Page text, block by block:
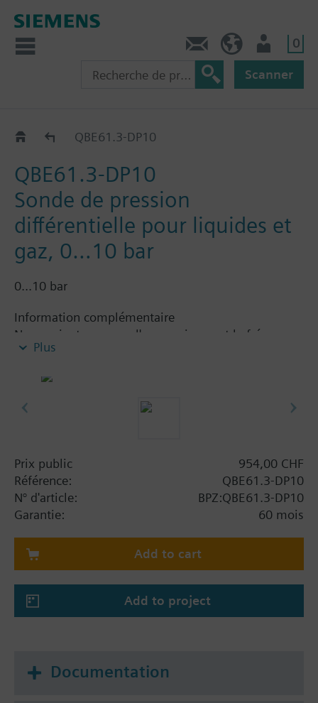
0
Scanner
QBE61.3-DP..
QBE61.3-DP10
QBE61.3-DP10
Sonde de pression
différentielle pour liquides et
gaz, 0…10 bar
0...10 bar
Information complémentaire
Ne convient pas pour l'ammoniaque et le fréon.
Pour plus petites plages de mesure voir QBE63-DP..
Remarque concernant pression max. admissible:
surpression unilatérale
Plus
Prix public
954,00 CHF
Référence:
QBE61.3-DP10
N° d'article:
BPZ:QBE61.3-DP10
Garantie:
60 mois
Add to cart
Add to project
Documentation